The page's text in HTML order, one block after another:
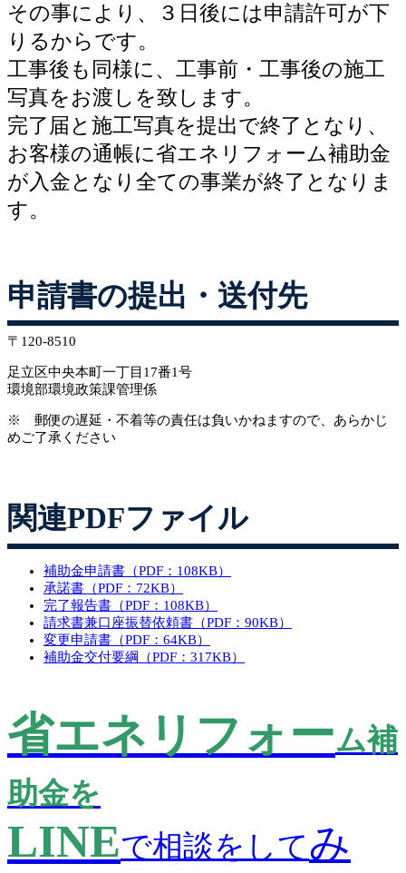
その事により、３日後には申請許可が下
りるからです。
工事後も同様に、工事前・工事後の施工
写真をお渡しを致します。
完了届と施工写真を提出で終了となり、
お客様の通帳に省エネリフォーム補助金
が入金となり 全ての事業が終了となりま
す。
申請書の提出・送付先
〒120-8510
足立区中央本町一丁目17番1号
環境部環境政策課管理係
※ 郵便の遅延・不着等の責任は負いかねますので、あらかじ
めご了承ください
関連PDFファイル
補助金申請書（PDF：108KB）
承諾書（PDF：72KB）
完了報告書（PDF：108KB）
請求書兼口座振替依頼書（PDF：90KB）
変更申請書（PDF：64KB）
補助金交付要綱（PDF：317KB）
省エネリ フォーム補
助金を
LINEで相談をしてみ